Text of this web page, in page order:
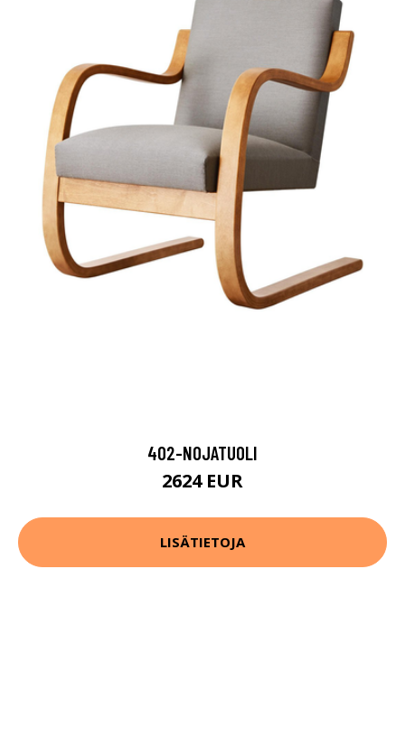
402-NOJATUOLI
2624 EUR
LISÄTIETOJA